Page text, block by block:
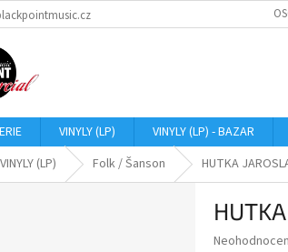
VINYLY (LP) VINYLY (LP) - BAZAR
VINYLY (LP) Folk / Šanson HUTKA
Průměrné